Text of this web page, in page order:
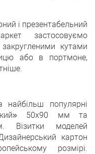
і презентабельний
застосовуємо
закругленими кутами
або в портмоне,
популярні
50х90 мм та
Візитки моделей
картон
розмірі.